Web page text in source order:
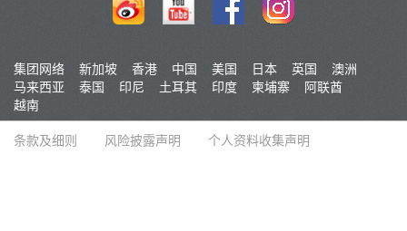
集团网络 新加坡 香港 中国 美国 日本 英国
澳洲
马来西亚
泰国 印尼 土耳其 印度 柬埔寨
阿联酋
越南
条款及细则
风险披露声明 个人资料收集声明